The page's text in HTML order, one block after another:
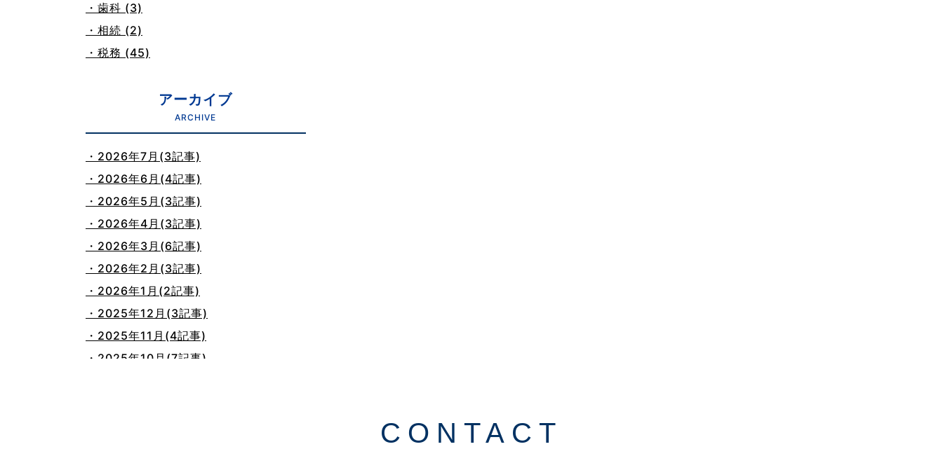
・歯科 (3)
・相続 (2)
・税務 (45)
アーカイブ
ARCHIVE
・2026年7月(3記事)
・2026年6月(4記事)
・2026年5月(3記事)
・2026年4月(3記事)
・2026年3月(6記事)
・2026年2月(3記事)
・2026年1月(2記事)
・2025年12月(3記事)
・2025年11月(4記事)
・2025年10月(7記事)
CONTACT